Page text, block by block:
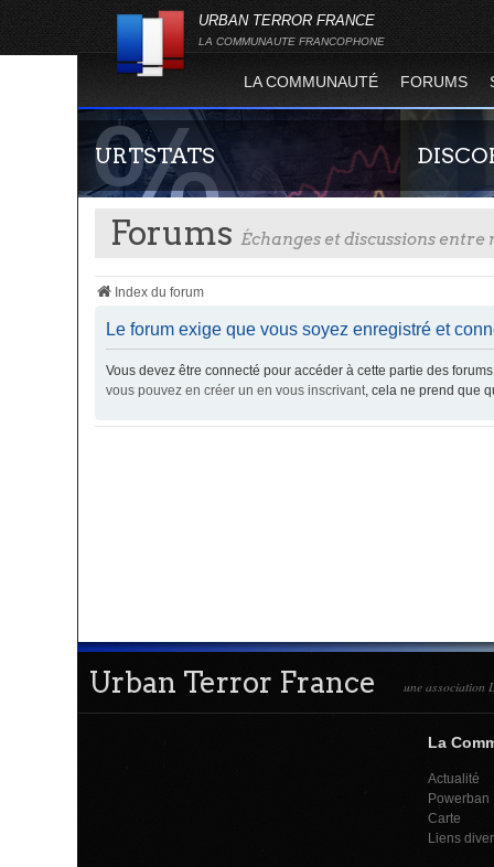
URBAN TERROR FRANCE
LA COMMUNAUTE FRANCOPHONE
LA COMMUNAUTÉ FORUMS
URTSTATS
Statistiques globales et en temps réel de la
totalité des serveurs d'Urban Terror. Suivez
Rejoignez-
France !
Forums Échanges et discussions
Index du forum
Le forum exige que vous soyez enregistré et
Vous devez être connecté pour accéder à cette partie des
vous pouvez en créer un en vous inscrivant, cela ne prend que
Urban Terror France une association
La
Actualité
Powerban
Carte
Liens